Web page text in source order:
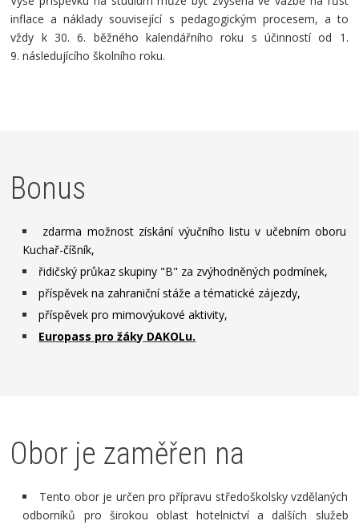
inflace a náklady související s pedagogickým procesem, a to
vždy k 30. 6. běžného kalendářního roku s účinností od 1.
9. následujícího školního roku.
Bonus
zdarma možnost získání výučního listu v učebním oboru
Kuchař-číšník,
řidičský průkaz skupiny "B" za zvýhodněných podmínek,
příspěvek na zahraniční stáže a tématické zájezdy,
příspěvek pro mimovýukové aktivity,
Europass pro žáky DAKOLu.
Obor je zaměřen na
Tento obor je určen pro přípravu středoškolsky vzdělaných
odborníků pro širokou oblast hotelnictví a dalších služeb